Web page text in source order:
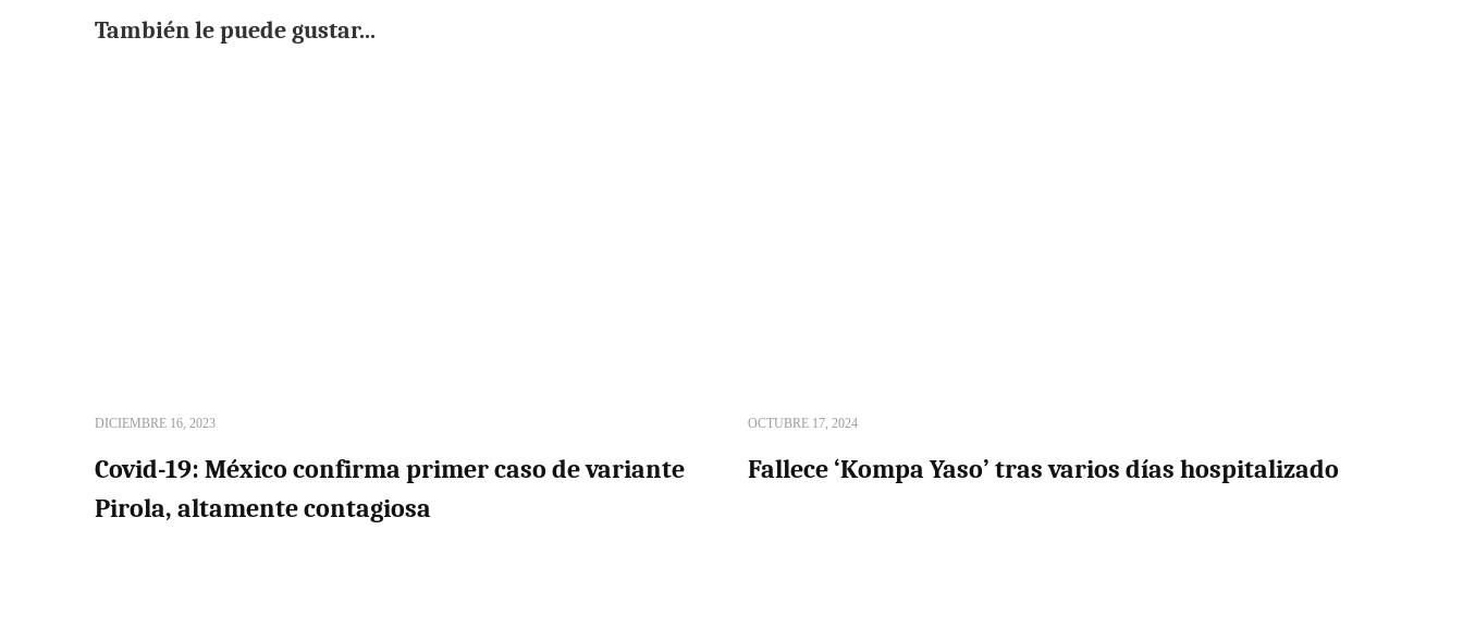
También le puede gustar...
DICIEMBRE 16, 2023
Covid-19: México confirma primer caso de variante
Pirola, altamente contagiosa
OCTUBRE 17, 2024
Fallece ‘Kompa Yaso’ tras varios días hospitalizado